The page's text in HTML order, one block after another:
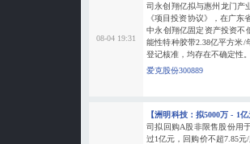
08-04 19:31
司永创翔亿拟与惠州龙门产
《项目投资协议》，在广
中永创翔亿固定资产投资不
能性特种胶带2.38亿平方米/
登记核准，均存在不确定性。
爱克股份300889
【洲明科技：拟5000万 - 1
司拟回购A股非限售股份用
过1亿元，回购价不超7.85